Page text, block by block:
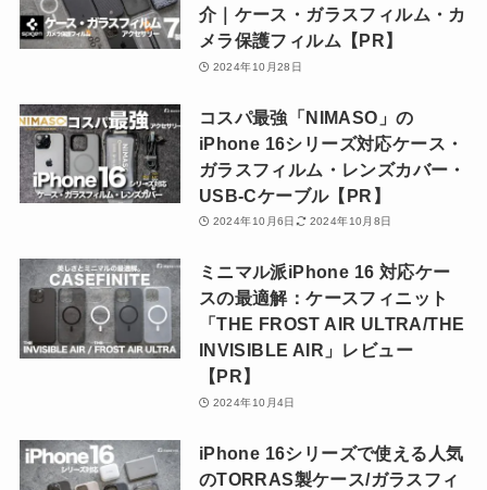
介｜ケース・ガラスフィルム・カ
メラ保護フィルム【PR】
2024年10月28日
コスパ最強「NIMASO」の
iPhone 16シリーズ対応ケース・
ガラスフィルム・レンズカバー・
USB-Cケーブル【PR】
2024年10月6日 2024年10月8日
ミニマル派iPhone 16 対応ケー
スの最適解：ケースフィニット
「THE FROST AIR ULTRA/THE
INVISIBLE AIR」レビュー
【PR】
2024年10月4日
iPhone 16シリーズで使える人気
のTORRAS製ケース/ガラスフィ